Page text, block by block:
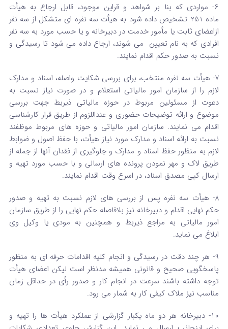
6- مواردی که بنا بر شواهد و قراین موجود، قابل ارجاع به هیأت
ماده 251 تشخیص داده شود به هیأت سه نفره ای متشکل از سه نفر
ازاعضای ثابت یا مأمور خدمت در دبیرخانه و یا حسب مورد به سه نفر
افرادی که به نام تعیین می شوند، ارجاع داده می شود تا رسیدگی و
نسبت به صدور حکم اقدام نمایند.
7- هیأت سه نفره منتخب، برای بررسی شکایت واصله، اسناد و مدارک
لازم را از سازمان امور مالیاتی استعلام و در صورت نیاز نسبت به
دعوت از مسئولین مربوط در حوزه مالیاتی ذیربط جهت بررسی
موضوع و ارائه توضیحات حضوری و عنداللزوم از طریق قرار کارشناسی
اقدام می نمایند. سازمان امور مالیاتی و حوزه های مربوط موظفند
نسبت به ارائه اسناد و مدارک مورد نیاز هیأت، با حفظ اصول و ضوابط
لازم به منظور حفظ اسناد و مدارک و جلوگیری از فقدان آنها از جمله از
طریق لاک و مهر نمودن پرونده های ارسالی و با حسب مورد تهیه و
ارسال کپی مصدق اسناد، در اسرع وقت اقدام نمایند.
8- هیأت سه نفره پس از بررسی های لازم نسبت به تهیه و صدور
حکم نهایی اقدام و دبیرخانه نیز بلافاصله حکم نهایی را از طریق سازمان
امور مالیاتی به مراجع ذیربط و همچنین به مودی یا وکیل وی
ابلاغ می نماید.
9- هر چند دقت در رسیدگی و انجام کلیه اقدامات حرفه ای به منظور
پاسخگویی صحیح و قانونی همیشه مدنظر است لیکن اعضای هیأت
توجه داشته باشند سرعت در انجام کار و صدور رأی در حداقل زمان
مناسب نیز ملاک کیفی کار به شمار می رود.
10- دبیرخانه هر دو ماه یکبار گزارشی از عملکرد هیأت ها را تهیه و